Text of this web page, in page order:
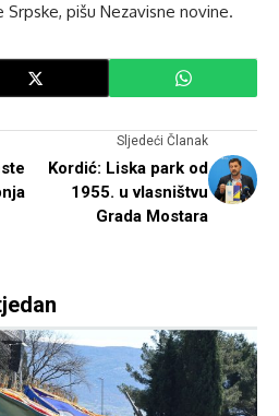
pišu Nezavisne novine.
Sljedeći Članak
Kordić: Liska park od
1955. u vlasništvu
Grada Mostara